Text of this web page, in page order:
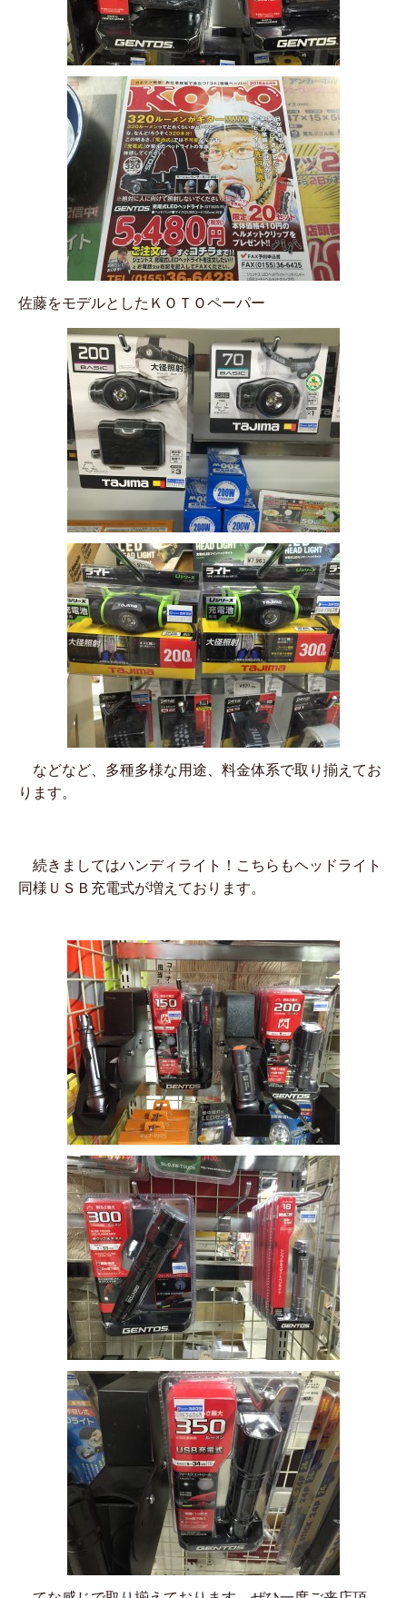
佐藤をモデルとしたＫＯＴＯペーパー
などなど、多種多様な用途、料金体系で取り揃えてお
ります。
続きましてはハンディライト！こちらもヘッドライト
同様ＵＳＢ充電式が増えております。